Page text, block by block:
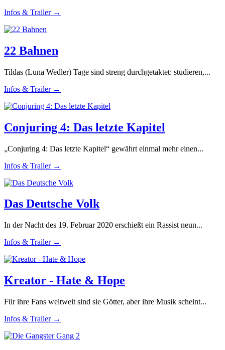
Infos & Trailer →
22 Bahnen
Tildas (Luna Wedler) Tage sind streng durchgetaktet: studieren,...
Infos & Trailer →
Conjuring 4: Das letzte Kapitel
„Conjuring 4: Das letzte Kapitel“ gewährt einmal mehr einen...
Infos & Trailer →
Das Deutsche Volk
In der Nacht des 19. Februar 2020 erschießt ein Rassist neun...
Infos & Trailer →
Kreator - Hate & Hope
Für ihre Fans weltweit sind sie Götter, aber ihre Musik scheint...
Infos & Trailer →